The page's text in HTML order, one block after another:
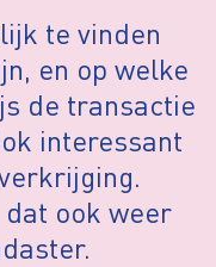
te vinden
en op welke
de transactie
interessant
ook weer